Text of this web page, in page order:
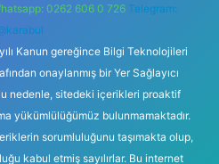
0262 606 0 726 Telegram:
Kanun gereğince Bilgi Teknolojileri
onaylanmış bir Yer Sağlayıcı
nedenle, sitedeki içerikleri proaktif
yükümlülüğümüz bulunmamaktadır.
sorumluluğunu taşımakta olup,
kabul etmiş sayılırlar. Bu internet